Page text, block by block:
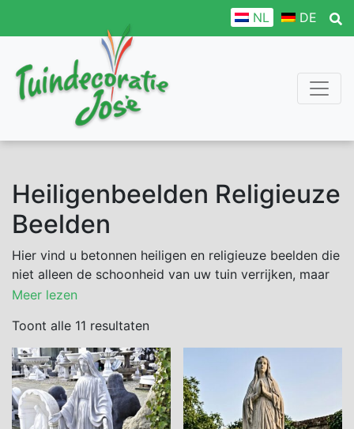
NL DE
Heiligenbeelden Religieuze
Beelden
Hier vind u betonnen heiligen en religieuze beelden die
niet alleen de schoonheid van uw tuin verrijken, maar
ook de geest van rust en sereniteit uitdragen. Onze
toewijding vervaardigd en met oog voor detail. Ze zijn
gemaakt om een gevoel van vrede en verlichting te
brengen, en om de verbinding tussen mens en het
hogere te versterken.
Onze betonnen heiligen en religieuze Maria beelden
Meer lezen
Toont alle 11 resultaten